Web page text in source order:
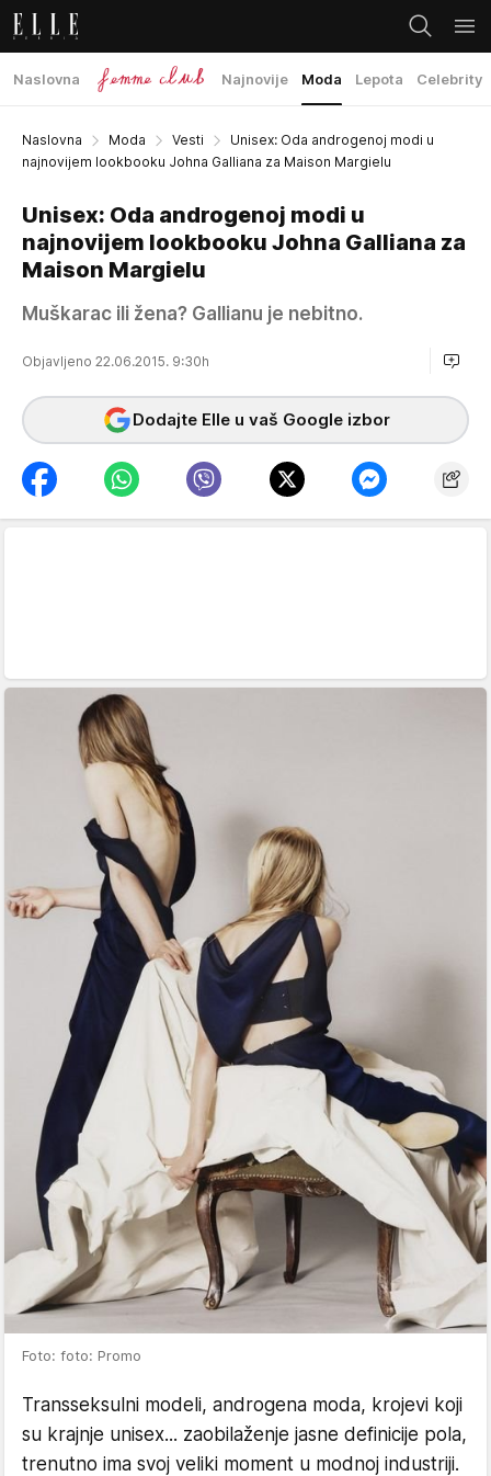
Naslovna Najnovije Moda Lepota Celebrity
Naslovna Moda Vesti
Unisex: Oda androgenoj modi u
najnovijem lookbooku Johna Galliana za Maison Margielu
Unisex: Oda androgenoj modi u
najnovijem lookbooku Johna Galliana za
Maison Margielu
Muškarac ili žena? Gallianu je nebitno.
Objavljeno 22.06.2015. 9:30h
Dodajte Elle u vaš Google izbor
Foto: foto: Promo
Transseksulni modeli, androgena moda, krojevi koji
su krajnje unisex... zaobilaženje jasne definicije pola,
trenutno ima svoj veliki moment u modnoj industriji.